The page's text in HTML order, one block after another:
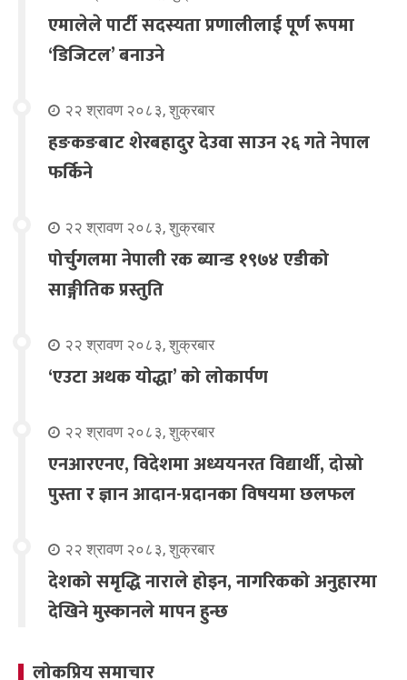
एमालेले पार्टी सदस्यता प्रणालीलाई पूर्ण रूपमा
‘डिजिटल’ बनाउने
२२ श्रावण २०८३, शुक्रबार
हङकङबाट शेरबहादुर देउवा साउन २६ गते नेपाल
फर्किने
२२ श्रावण २०८३, शुक्रबार
पोर्चुगलमा नेपाली रक ब्यान्ड १९७४ एडीको
साङ्गीतिक प्रस्तुति
२२ श्रावण २०८३, शुक्रबार
‘एउटा अथक योद्धा’ को लोकार्पण
२२ श्रावण २०८३, शुक्रबार
एनआरएनए, विदेशमा अध्ययनरत विद्यार्थी, दोस्रो
पुस्ता र ज्ञान आदान-प्रदानका विषयमा छलफल
२२ श्रावण २०८३, शुक्रबार
देशको समृद्धि नाराले होइन, नागरिकको अनुहारमा
देखिने मुस्कानले मापन हुन्छ
लोकप्रिय समाचार